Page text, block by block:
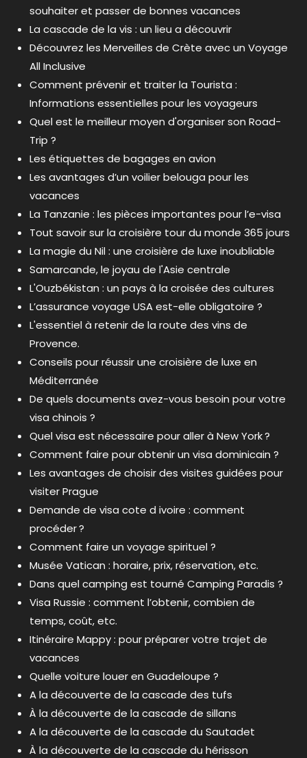
souhaiter et passer de bonnes vacances
La cascade de la vis : un lieu a découvrir
Découvrez les Merveilles de Crète avec un Voyage
All Inclusive
Comment prévenir et traiter la Tourista :
Informations essentielles pour les voyageurs
Quel est le meilleur moyen d'organiser son Road-
Trip ?
Les étiquettes de bagages en avion
Les avantages d’un voilier belouga pour les
vacances
La Tanzanie : les pièces importantes pour l’e-visa
Tout savoir sur la croisière tour du monde 365 jours
La magie du Nil : une croisière de luxe inoubliable
Samarcande, le joyau de l'Asie centrale
L'Ouzbékistan : un pays à la croisée des cultures
L’assurance voyage USA est-elle obligatoire ?
L'essentiel à retenir de la route des vins de
Provence.
Conseils pour réussir une croisière de luxe en
Méditerranée
De quels documents avez-vous besoin pour votre
visa chinois ?
Quel visa est nécessaire pour aller à New York ?
Comment faire pour obtenir un visa dominicain ?
Les avantages de choisir des visites guidées pour
visiter Prague
Demande de visa cote d ivoire : comment
procéder ?
Comment faire un voyage spirituel ?
Musée Vatican : horaire, prix, réservation, etc.
Dans quel camping est tourné Camping Paradis ?
Visa Russie : comment l’obtenir, combien de
temps, coût, etc.
Itinéraire Mappy : pour préparer votre trajet de
vacances
Quelle voiture louer en Guadeloupe ?
A la découverte de la cascade des tufs
À la découverte de la cascade de sillans
A la découverte de la cascade du Sautadet
À la découverte de la cascade du hérisson